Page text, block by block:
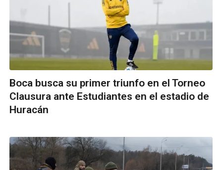
Boca busca su primer triunfo en el Torneo
Clausura ante Estudiantes en el estadio de
Huracán